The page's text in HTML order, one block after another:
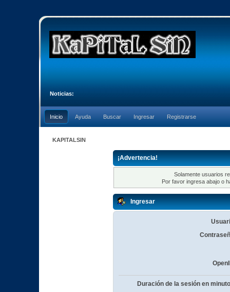
Noticias:
Inicio Ayuda Buscar Ingresar Registrarse
KAPITALSIN
¡Advertencia!
Solamente usuarios
Por favor ingresa abajo o
Ingresar
Duración de la sesión en